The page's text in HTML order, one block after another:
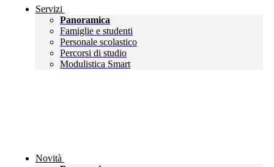
Servizi
Panoramica
Famiglie e studenti
Personale scolastico
Percorsi di studio
Modulistica Smart
Novità